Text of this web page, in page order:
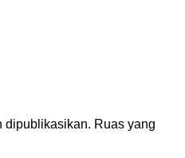
dipublikasikan. Ruas yang